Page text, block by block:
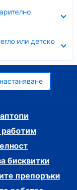
или детско
работим
бисквитки
препоръки